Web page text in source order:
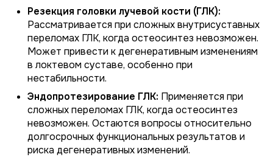
Резекция головки лучевой кости (ГЛК):
Рассматривается при сложных внутрисуставных
переломах ГЛК, когда остеосинтез невозможен.
Может привести к дегенеративным изменениям
в локтевом суставе, особенно при
нестабильности.
Эндопротезирование ГЛК: Применяется при
сложных переломах ГЛК, когда остеосинтез
невозможен. Остаются вопросы относительно
долгосрочных функциональных результатов и
риска дегенеративных изменений.